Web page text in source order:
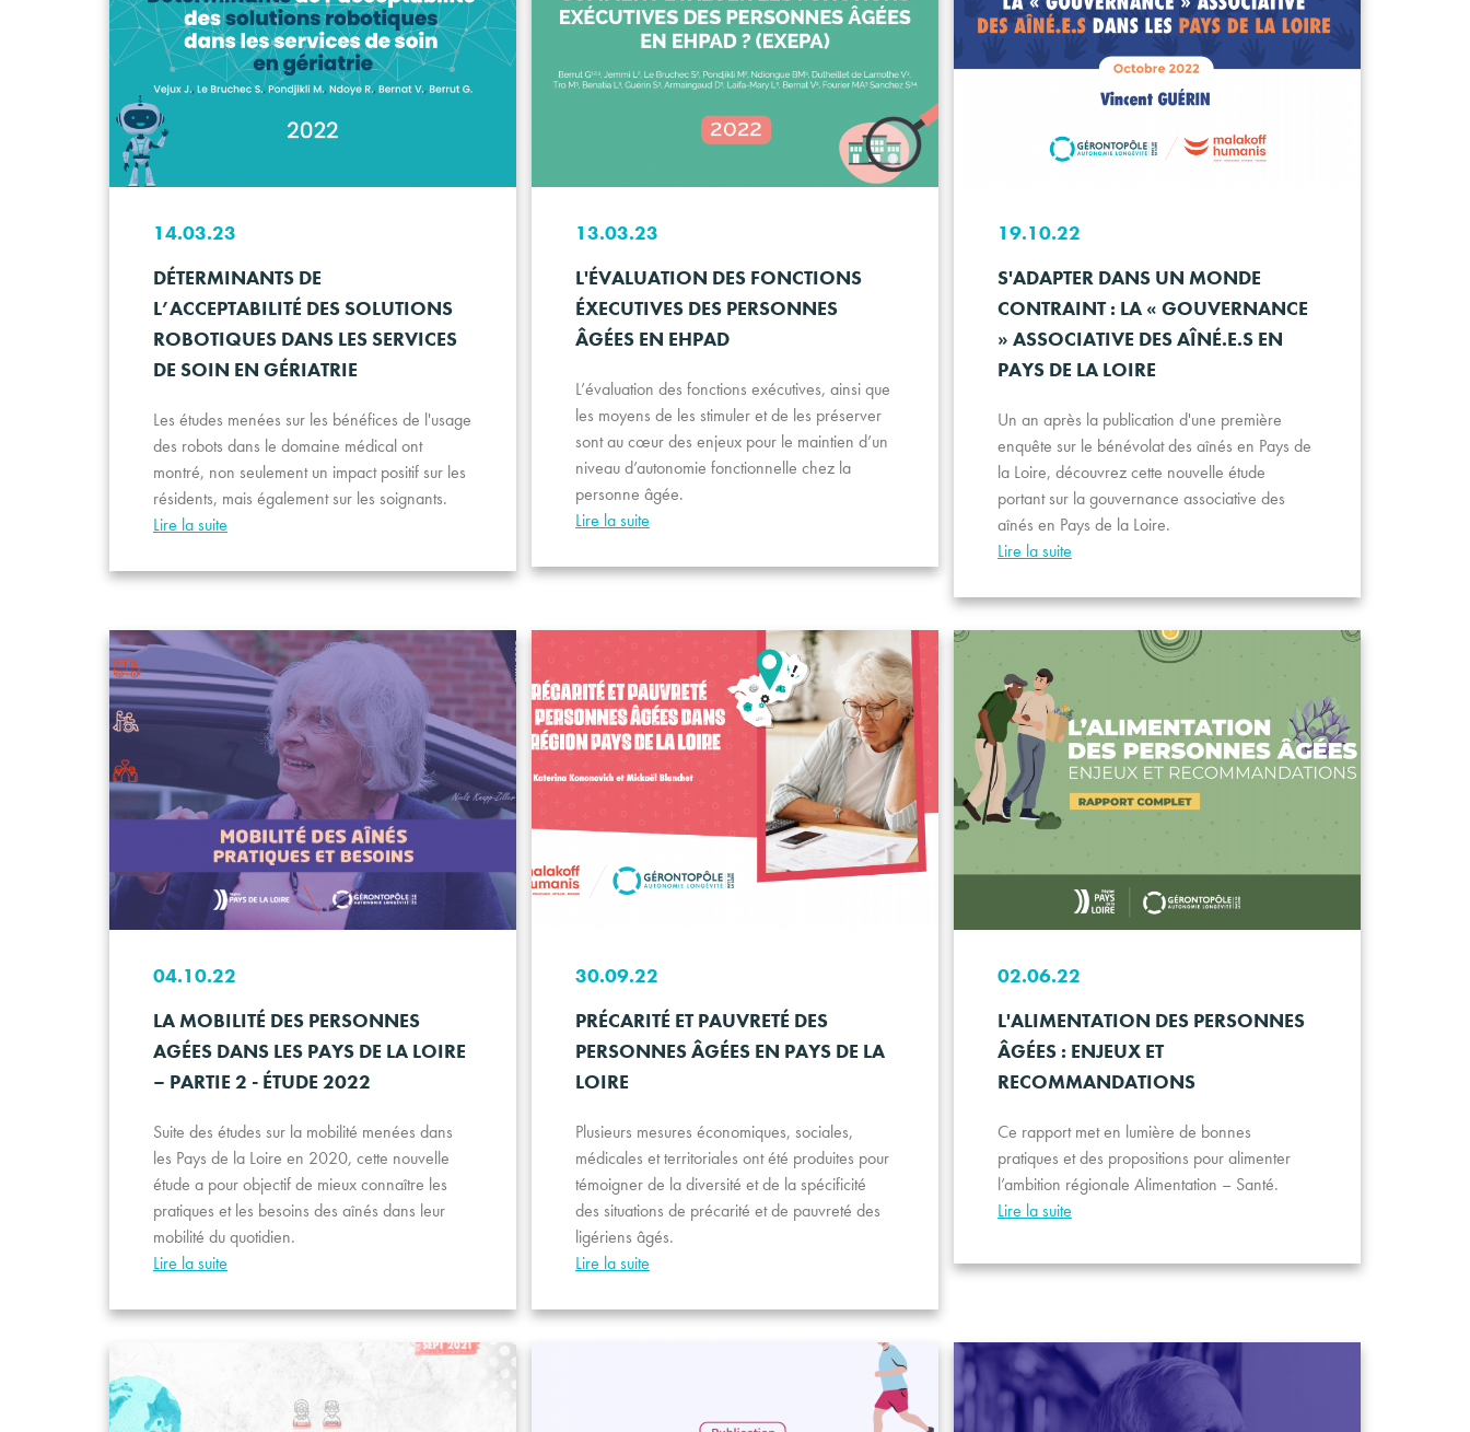
14.03.23
DÉTERMINANTS DE
L’ACCEPTABILITÉ DES SOLUTIONS
ROBOTIQUES DANS LES SERVICES
DE SOIN EN GÉRIATRIE
Les études menées sur les bénéfices de l'usage
des robots dans le domaine médical ont
montré, non seulement un impact positif sur les
résidents, mais également sur les soignants.
Lire la suite
13.03.23
L'ÉVALUATION DES FONCTIONS
ÉXECUTIVES DES PERSONNES
ÂGÉES EN EHPAD
L’évaluation des fonctions exécutives, ainsi que
les moyens de les stimuler et de les préserver
sont au cœur des enjeux pour le maintien d’un
niveau d’autonomie fonctionnelle chez la
personne âgée.
Lire la suite
19.10.22
S'ADAPTER DANS UN MONDE
CONTRAINT : LA « GOUVERNANCE
» ASSOCIATIVE DES AÎNÉ.E.S EN
PAYS DE LA LOIRE
Un an après la publication d'une première
enquête sur le bénévolat des aînés en Pays de
la Loire, découvrez cette nouvelle étude
portant sur la gouvernance associative des
aînés en Pays de la Loire.
Lire la suite
04.10.22
LA MOBILITÉ DES PERSONNES
AGÉES DANS LES PAYS DE LA LOIRE
– PARTIE 2 - ÉTUDE 2022
Suite des études sur la mobilité menées dans
les Pays de la Loire en 2020, cette nouvelle
étude a pour objectif de mieux connaître les
pratiques et les besoins des aînés dans leur
mobilité du quotidien.
Lire la suite
30.09.22
PRÉCARITÉ ET PAUVRETÉ DES
PERSONNES ÂGÉES EN PAYS DE LA
LOIRE
Plusieurs mesures économiques, sociales,
médicales et territoriales ont été produites pour
témoigner de la diversité et de la spécificité
des situations de précarité et de pauvreté des
ligériens âgés.
Lire la suite
02.06.22
L'ALIMENTATION DES PERSONNES
ÂGÉES : ENJEUX ET
RECOMMANDATIONS
Ce rapport met en lumière de bonnes
pratiques et des propositions pour alimenter
l’ambition régionale Alimentation – Santé.
Lire la suite